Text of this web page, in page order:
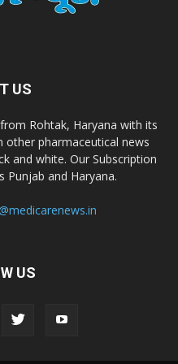
US
Rohtak, Haryana with its
other pharmaceutical news
and white. Our Subscription
Punjab and Haryana.
US